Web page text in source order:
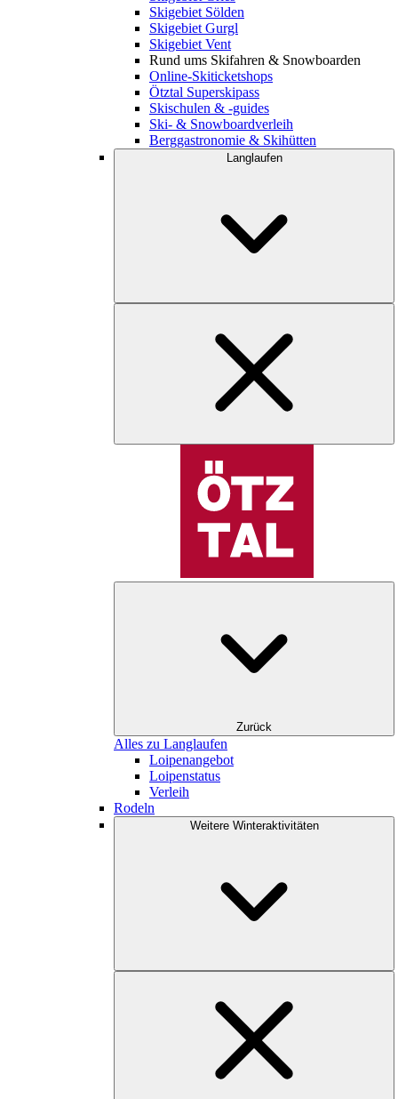
Skigebiet Sölden
Skigebiet Gurgl
Skigebiet Vent
Rund ums Skifahren & Snowboarden
Online-Skiticketshops
Ötztal Superskipass
Skischulen & -guides
Ski- & Snowboardverleih
Berggastronomie & Skihütten
Langlaufen
Zurück
Alles zu Langlaufen
Loipenangebot
Loipenstatus
Verleih
Rodeln
Weitere Winteraktivitäten